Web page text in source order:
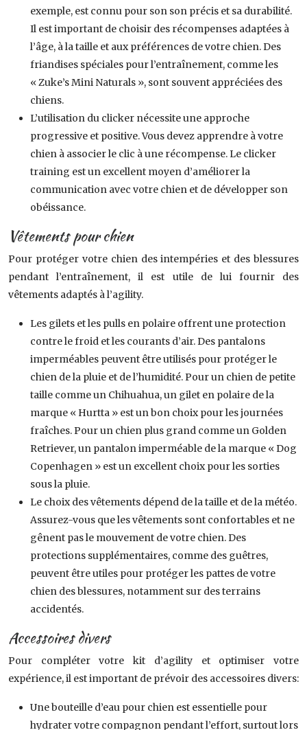
exemple, est connu pour son son précis et sa durabilité.
Il est important de choisir des récompenses adaptées à
l’âge, à la taille et aux préférences de votre chien. Des
friandises spéciales pour l’entraînement, comme les
« Zuke’s Mini Naturals », sont souvent appréciées des
chiens.
L’utilisation du clicker nécessite une approche
progressive et positive. Vous devez apprendre à votre
chien à associer le clic à une récompense. Le clicker
training est un excellent moyen d’améliorer la
communication avec votre chien et de développer son
obéissance.
Vêtements pour chien
Pour protéger votre chien des intempéries et des blessures
pendant l’entraînement, il est utile de lui fournir des
vêtements adaptés à l’agility.
Les gilets et les pulls en polaire offrent une protection
contre le froid et les courants d’air. Des pantalons
imperméables peuvent être utilisés pour protéger le
chien de la pluie et de l’humidité. Pour un chien de petite
taille comme un Chihuahua, un gilet en polaire de la
marque « Hurtta » est un bon choix pour les journées
fraîches. Pour un chien plus grand comme un Golden
Retriever, un pantalon imperméable de la marque « Dog
Copenhagen » est un excellent choix pour les sorties
sous la pluie.
Le choix des vêtements dépend de la taille et de la météo.
Assurez-vous que les vêtements sont confortables et ne
gênent pas le mouvement de votre chien. Des
protections supplémentaires, comme des guêtres,
peuvent être utiles pour protéger les pattes de votre
chien des blessures, notamment sur des terrains
accidentés.
Accessoires divers
Pour compléter votre kit d’agility et optimiser votre
expérience, il est important de prévoir des accessoires divers:
Une bouteille d’eau pour chien est essentielle pour
hydrater votre compagnon pendant l’effort, surtout lors